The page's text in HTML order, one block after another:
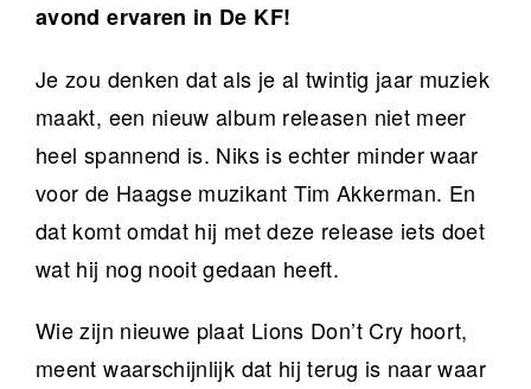
avond ervaren in De KF!
Je zou denken dat als je al twintig jaar muziek
maakt, een nieuw album releasen niet meer
heel spannend is. Niks is echter minder waar
voor de Haagse muzikant Tim Akkerman. En
dat komt omdat hij met deze release iets doet
wat hij nog nooit gedaan heeft.
Wie zijn nieuwe plaat Lions Don’t Cry hoort,
meent waarschijnlijk dat hij terug is naar waar